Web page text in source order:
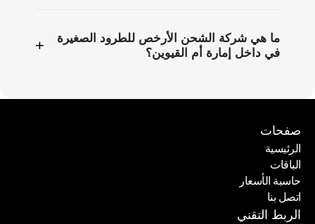
ما هي شركة الشحن الأرخص للطرود الصغيرة
في داخل إمارة أم القيوين؟
+
صفحات
الرئيسية
الرئيسية
الباقات
الباقات
حاسبة الأسعار
حاسبة الأسعار
اتصل بنا
اتصل بنا
الربط التقني